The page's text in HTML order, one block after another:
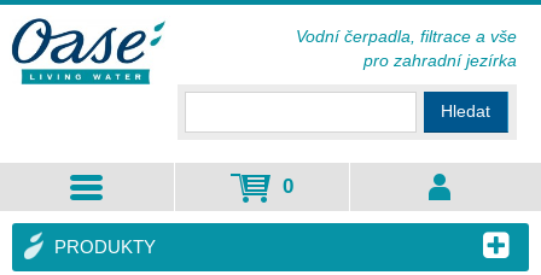
PRODUKTY
Hledat
0
Vodní čerpadla, filtrace a vše
pro zahradní jezírka